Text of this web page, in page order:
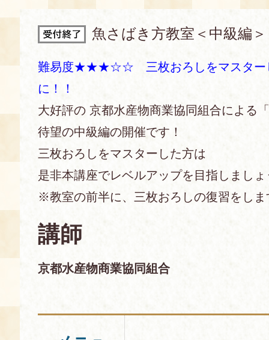
当館について
あじわい館とは
京の食文化について
料理教室
募集中の教室
キャンセル・ご変更
展示室のご紹介
お土産コーナー
魚さばき方教室＜中級編＞
難易度★★★☆☆ 三枚おろしをマスター
に！！
大好評の 京都水産物商業協同組合による
待望の中級編の開催です！
三枚おろしをマスターした方は
是非本講座でレベルアップを目指しましょ
※教室の前半に、三枚おろしの復習をしま
講師
京都水産物商業協同組合